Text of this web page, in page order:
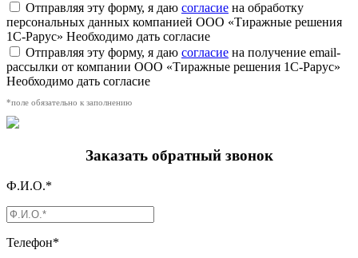
Отправляя эту форму, я даю согласие на обработку
персональных данных компанией ООО «Тиражные решения
1С-Рарус» Необходимо дать согласие
Отправляя эту форму, я даю согласие на получение email-
рассылки от компании ООО «Тиражные решения 1С-Рарус»
Необходимо дать согласие
*поле обязательно к заполнению
Заказать обратный звонок
Ф.И.О.*
Телефон*